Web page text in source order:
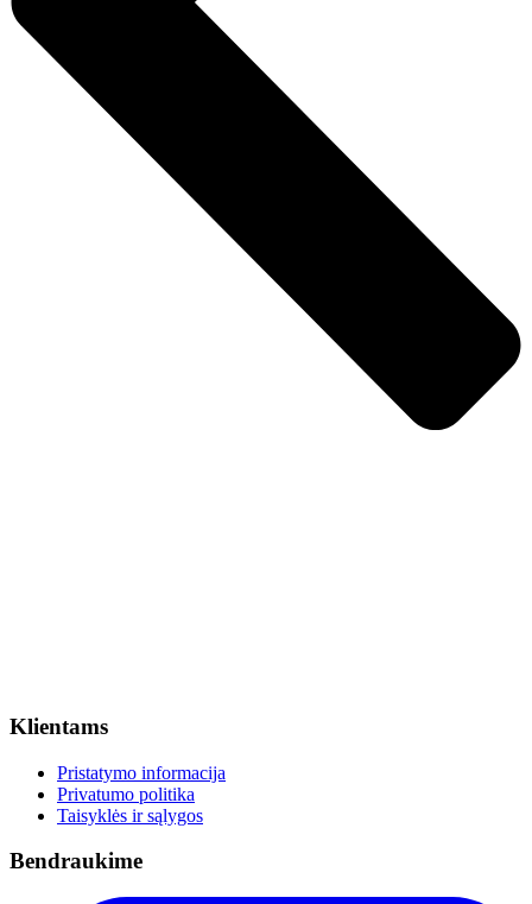
Klientams
Pristatymo informacija
Privatumo politika
Taisyklės ir sąlygos
Bendraukime